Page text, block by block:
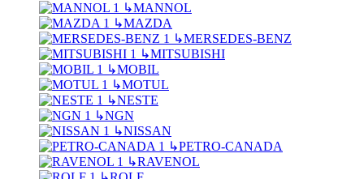
↳MANNOL
↳MAZDA
↳MERSEDES-BENZ
↳MITSUBISHI
↳MOBIL
↳MOTUL
↳NESTE
↳NGN
↳NISSAN
↳PETRO-CANADA
↳RAVENOL